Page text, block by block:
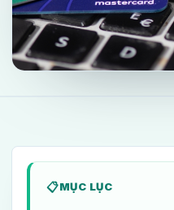
MỤC LỤC